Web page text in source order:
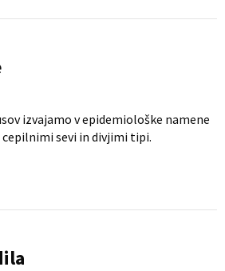
izvajamo v epidemiološke namene
sevi in divjimi tipi.